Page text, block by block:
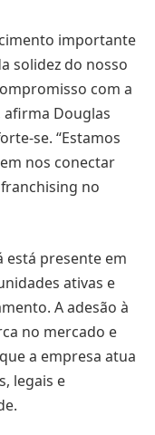
importante
solidez do nosso
com a
afirma Douglas
se. “Estamos
nos conectar
no
está presente em
ativas e
A adesão à
no mercado e
a empresa atua
legais e